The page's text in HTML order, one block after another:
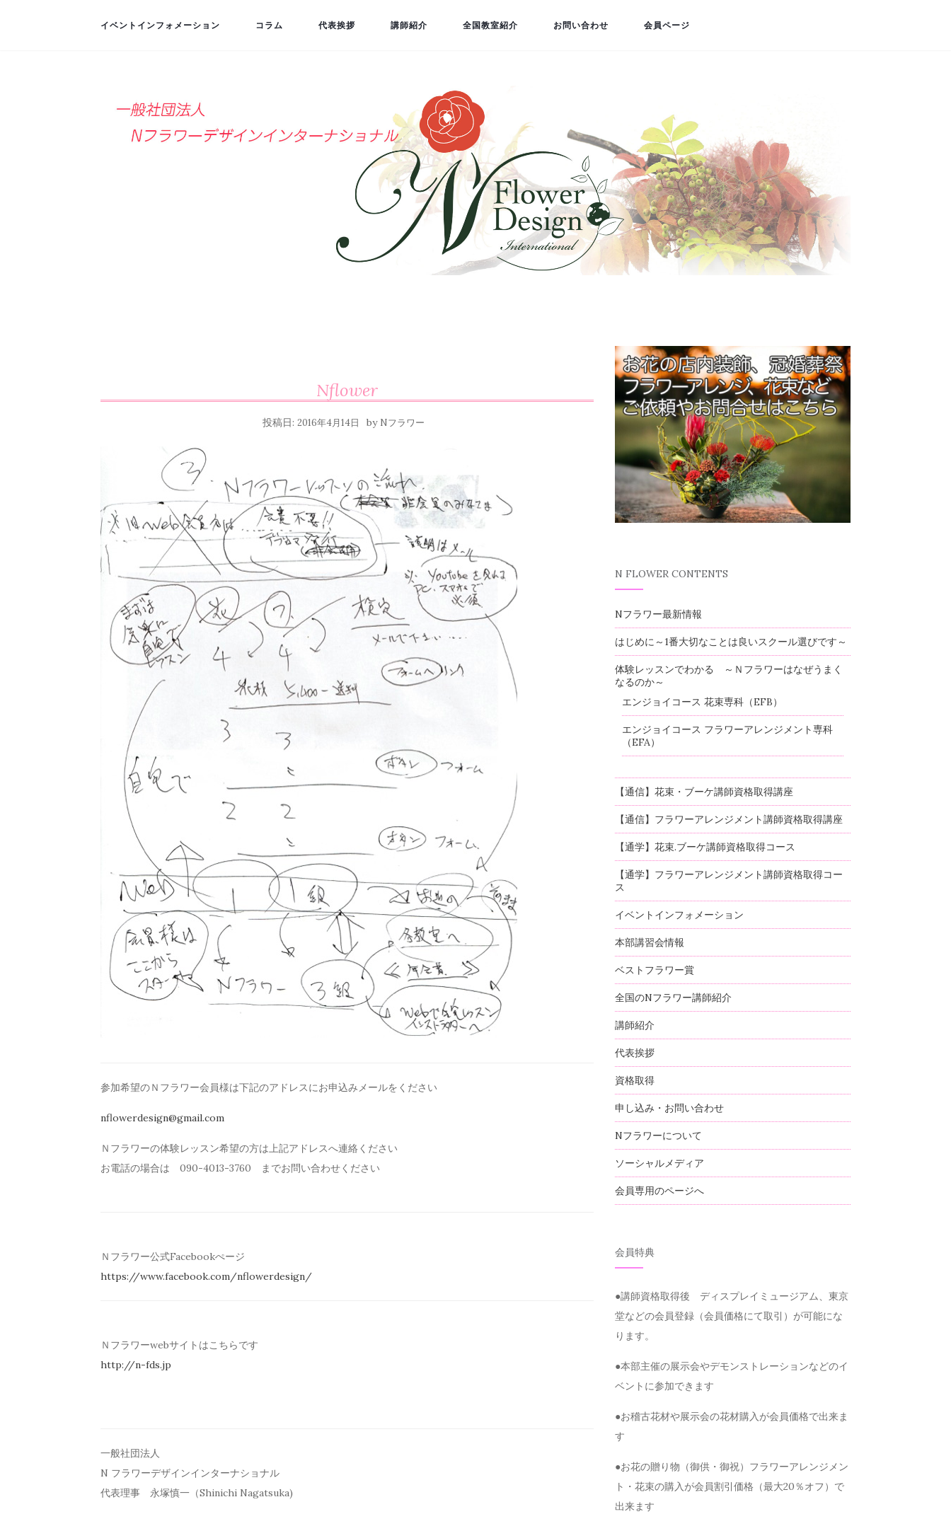
イベントインフォメーション コラム 代表挨拶 講師紹介 全国教室紹介 お問い合わせ 会員ページ
Nflower
投稿日: 2016年4月14日 by Nフラワー
参加希望のＮフラワー会員様は下記のアドレスにお申込みメールを ください
nflowerdesign@gmail.com
Ｎフラワーの体験レッスン希望の方は上記アドレスへ連絡ください
お電話の場合は 090-4013-3760 までお問い合わせください
Ｎフラワー公式Facebookぺージ
https://www.facebook.com/nflowerdesign/
Ｎフラワーwebサイトはこちらです
http://n-fds.jp
一般社団法人
N フラワーデザインインターナショナル
代表理事 永塚慎一（Shinichi Nagatsuka)
N FLOWER CONTENTS
Nフラワー最新情報
はじめに～1番大切なことは良いスクール選びです～
体験レッスンでわかる ～Ｎフラワーはなぜうまく
なるのか～
エンジョイコース 花束専科（EFB）
エンジョイコース フラワーアレンジメント専科
（EFA）
【通信】花束・ブーケ講師資格取得講座
【通信】フラワーアレンジメント講師資格取得講座
【通学】花束.ブーケ講師資格取得コース
【通学】フラワーアレンジメント講師資格取得コー
ス
イベントインフォメーション
本部講習会情報
ベストフラワー賞
全国のNフラワー講師紹介
講師紹介
代表挨拶
資格取得
申し込み・お問い合わせ
Nフラワーについて
ソーシャルメディア
会員専用のページへ
会員特典
●講師資格取得後 ディスプレイミュージアム、東京
堂などの会員登録（会員価格にて取引）が可能にな
ります。
●本部主催の展示会やデモンストレーションなどのイ
ベントに参加できます
●お稽古花材や展示会の花材購入が会員価格で出来ま
す
●お花の贈り物（御供・御祝）フラワーアレンジメン
ト・花束の購入が会員割引価格（最大20％オフ）で
出来ます